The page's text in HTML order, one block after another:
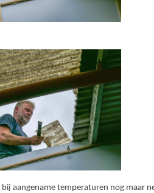
aangename temperaturen nog maar